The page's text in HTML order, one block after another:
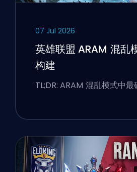
07 Jul 2026
英雄联盟 ARAM 混乱
构建
TL;DR: ARAM 混乱模式中